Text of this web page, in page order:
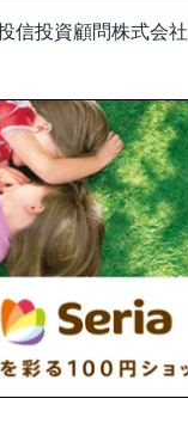
信投資顧問株式会社